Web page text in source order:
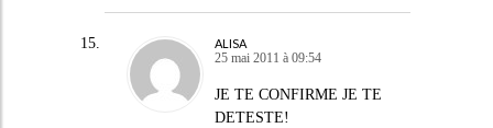
ALISA
25 mai 2011 à 09:54
JE TE CONFIRME JE TE
DETESTE!